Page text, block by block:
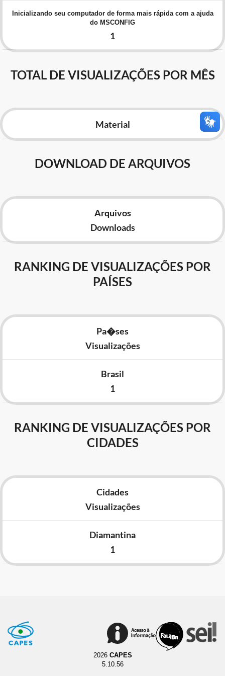
Advocacia-Geral da União
Planalto
Inicializando seu computador de forma mais rápida com a ajuda
do MSCONFIG
1
TOTAL DE VISUALIZAÇÕES POR MÊS
Material
DOWNLOAD DE ARQUIVOS
Arquivos
Downloads
RANKING DE VISUALIZAÇÕES POR
PAÍSES
Pa�ses
Visualizações
Brasil
1
RANKING DE VISUALIZAÇÕES POR
CIDADES
Cidades
Visualizações
Diamantina
1
2026 CAPES
5.10.56